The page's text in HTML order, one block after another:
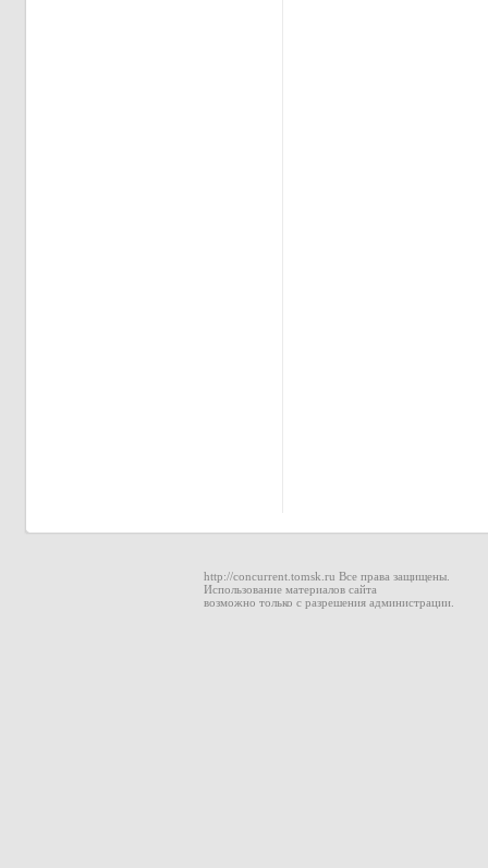
http://concurrent.tomsk.ru Все права защищены.
Использование материалов сайта
возможно только с разрешения администрации.